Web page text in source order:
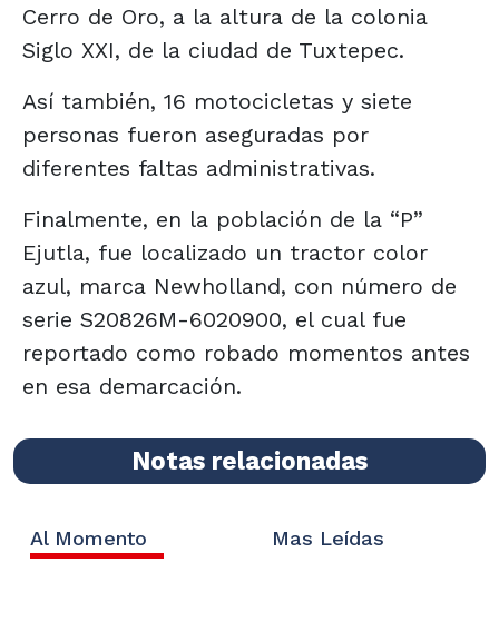
Cerro de Oro, a la altura de la colonia
Siglo XXI, de la ciudad de Tuxtepec.
Así también, 16 motocicletas y siete
personas fueron aseguradas por
diferentes faltas administrativas.
Finalmente, en la población de la “P”
Ejutla, fue localizado un tractor color
azul, marca Newholland, con número de
serie S20826M-6020900, el cual fue
reportado como robado momentos antes
en esa demarcación.
Notas relacionadas
Al Momento Mas Leídas